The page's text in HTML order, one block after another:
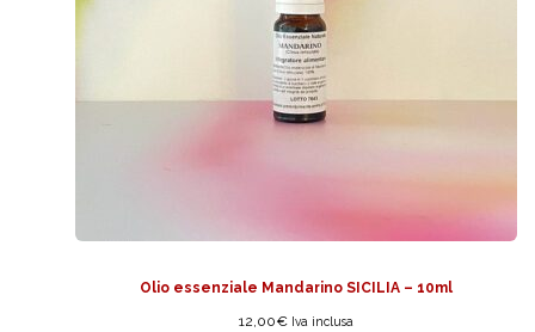
Olio essenziale Mandarino SICILIA – 10ml
12,00€ Iva inclusa